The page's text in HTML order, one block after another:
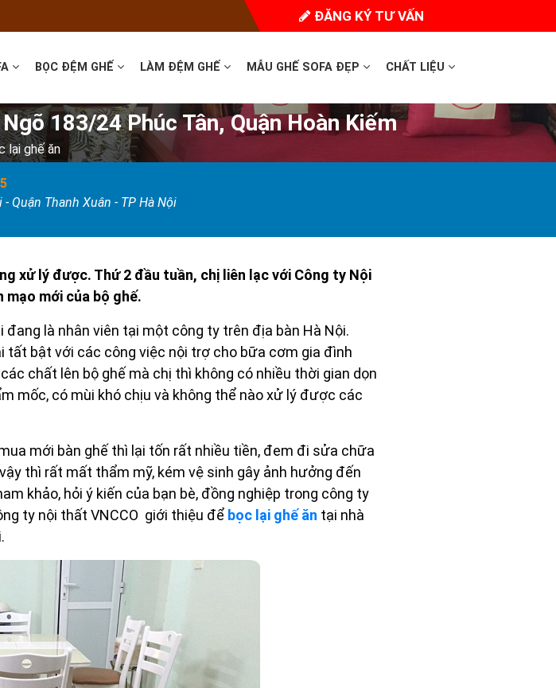
ĐĂNG KÝ TƯ VẤN
BỌC ĐỆM GHẾ LÀM ĐỆM GHẾ MẪU GHẾ SOFA ĐẸP CHẤT LIỆU
183/24 Phúc Tân, Quận Hoàn Kiếm
lại ghế ăn
Quận Thanh Xuân - TP Hà Nội
xử lý được. Thứ 2 đầu tuần, chị liên lạc với Công ty Nội
mới của bộ ghế.
là nhân viên tại một công ty trên địa bàn Hà Nội.
tất bật với các công việc nội trợ cho bữa cơm gia đình
chất lên bộ ghế mà chị thì không có nhiều thời gian dọn
mốc, có mùi khó chịu và không thể nào xử lý được các
mới bàn ghế thì lại tốn rất nhiều tiền, đem đi sửa chữa
thì rất mất thẩm mỹ, kém vệ sinh gây ảnh hưởng đến
khảo, hỏi ý kiến của bạn bè, đồng nghiệp trong công ty
ty nội thất VNCCO giới thiệu để bọc lại ghế ăn tại nhà